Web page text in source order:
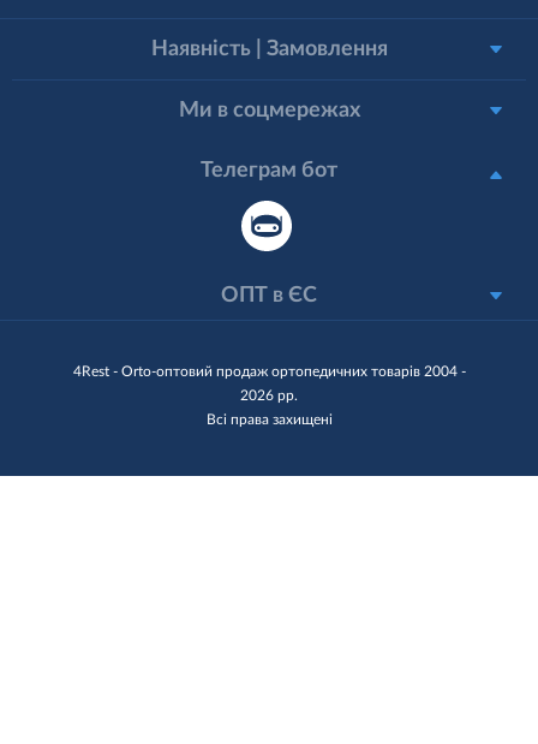
4Rest - Orto-оптовий продаж ортопедичних товарів 2004 -
2026 рр.
Всі права захищені
Наявність | Замовлення
Ми в соцмережах
Телеграм бот
ОПТ в ЄС